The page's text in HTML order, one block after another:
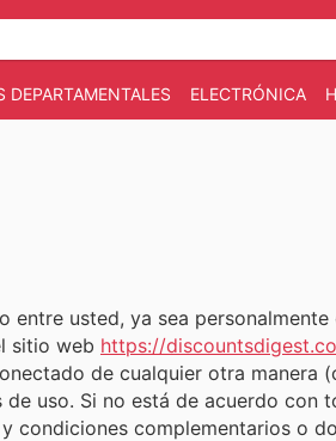
DEPARTAMENTALES ELECTRÓNICA
usted, ya sea
sitio web https://
de cualquier otra manera
uso. Si no está de acuerdo con
complementarios o